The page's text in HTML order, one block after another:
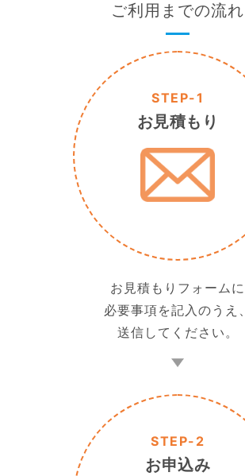
ご利用までの流れ
STEP-1
お見積もり
お見積もりフォームに
必要事項を記入のうえ、
送信してください。
STEP-2
お申込み